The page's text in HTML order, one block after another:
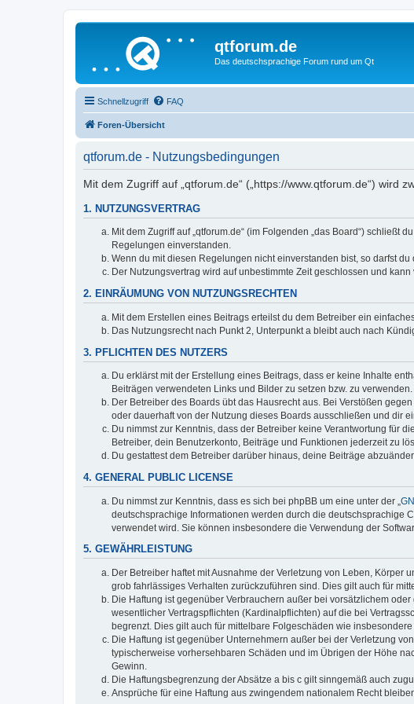
qtforum.de
Das deutschsprachige Forum rund um Qt
Schnellzugriff FAQ
Foren-Übersicht
qtforum.de - Nutzungsbedingungen
Mit dem Zugriff auf „qtforum.de“ („https://www.qtforum.de“) wird
1. NUTZUNGSVERTRAG
Mit dem Zugriff auf „qtforum.de“ (im Folgenden „das Board“)
Regelungen einverstanden.
Wenn du mit diesen Regelungen nicht einverstanden bist, so darfst
Der Nutzungsvertrag wird auf unbestimmte Zeit geschlossen und
2. EINRÄUMUNG VON NUTZUNGSRECHTEN
Mit dem Erstellen eines Beitrags erteilst du dem Betreiber ein
Das Nutzungsrecht nach Punkt 2, Unterpunkt a bleibt auch nach
3. PFLICHTEN DES NUTZERS
Du erklärst mit der Erstellung eines Beitrags, dass er keine Inhalte
Beiträgen verwendeten Links und Bilder zu setzen bzw. zu verwenden.
Der Betreiber des Boards übt das Hausrecht aus. Bei Verstößen
oder dauerhaft von der Nutzung dieses Boards ausschließen und dir
Du nimmst zur Kenntnis, dass der Betreiber keine Verantwortung für
Betreiber, dein Benutzerkonto, Beiträge und Funktionen jederzeit zu
Du gestattest dem Betreiber darüber hinaus, deine Beiträge
4. GENERAL PUBLIC LICENSE
Du nimmst zur Kenntnis, dass es sich bei phpBB um eine unter der „
deutschsprachige Informationen werden durch die deutschsprachige
verwendet wird. Sie können insbesondere die Verwendung der
5. GEWÄHRLEISTUNG
Der Betreiber haftet mit Ausnahme der Verletzung von Leben,
grob fahrlässiges Verhalten zurückzuführen sind. Dies gilt auch für
Die Haftung ist gegenüber Verbrauchern außer bei vorsätzlichem
wesentlicher Vertragspflichten (Kardinalpflichten) auf die bei
begrenzt. Dies gilt auch für mittelbare Folgeschäden wie
Die Haftung ist gegenüber Unternehmern außer bei der Verletzung
typischerweise vorhersehbaren Schäden und im Übrigen der Höhe
Gewinn.
Die Haftungsbegrenzung der Absätze a bis c gilt sinngemäß auch
Ansprüche für eine Haftung aus zwingendem nationalem Recht